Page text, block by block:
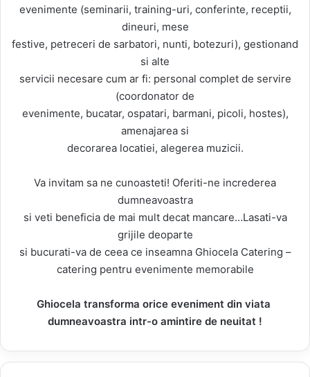
evenimente (seminarii, training-uri, conferinte, receptii,
dineuri, mese
festive, petreceri de sarbatori, nunti, botezuri), gestionand
si alte
servicii necesare cum ar fi: personal complet de servire
(coordonator de
evenimente, bucatar, ospatari, barmani, picoli, hostes),
amenajarea si
decorarea locatiei, alegerea muzicii.
Va invitam sa ne cunoasteti! Oferiti-ne increderea
dumneavoastra
si veti beneficia de mai mult decat mancare…Lasati-va
grijile deoparte
si bucurati-va de ceea ce inseamna Ghiocela Catering –
catering pentru evenimente memorabile
Ghiocela transforma orice eveniment din viata
dumneavoastra intr-o amintire de neuitat !